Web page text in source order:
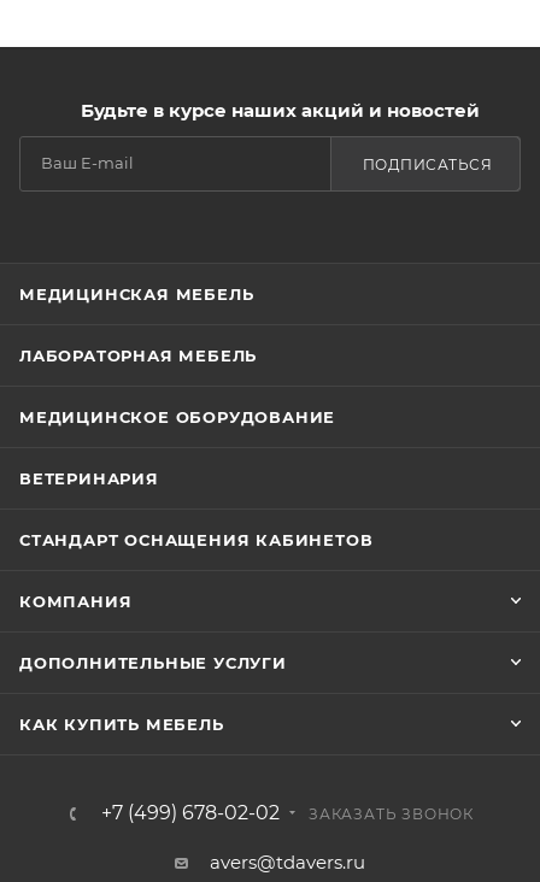
Будьте в курсе наших акций и новостей
ПОДПИСАТЬСЯ
МЕДИЦИНСКАЯ МЕБЕЛЬ
ЛАБОРАТОРНАЯ МЕБЕЛЬ
МЕДИЦИНСКОЕ ОБОРУДОВАНИЕ
ВЕТЕРИНАРИЯ
СТАНДАРТ ОСНАЩЕНИЯ КАБИНЕТОВ
КОМПАНИЯ
ДОПОЛНИТЕЛЬНЫЕ УСЛУГИ
КАК КУПИТЬ МЕБЕЛЬ
+7 (499) 678-02-02 ЗАКАЗАТЬ ЗВОНОК
avers@tdavers.ru